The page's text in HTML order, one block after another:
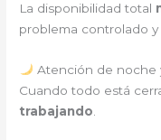
La disponibilidad total
problema controlado y
Atención de noche
Cuando todo está
trabajando